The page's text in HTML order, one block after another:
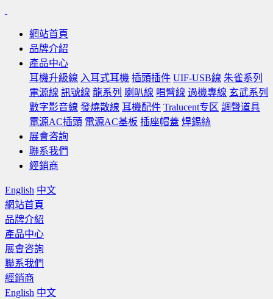
網站首頁
品牌介紹
產品中心
耳機升級線 入耳式耳機 插頭插件 UIF-USB線 朱雀系列
電源線 訊號線 龍系列 喇叭線 唱臂線 過機專線 玄武系列
數字影音線 發燒散線 耳機配件 Tralucent专区 調聲道具
電源AC插頭 電源AC基板 插座帽蓋 焊錫絲
展會咨詢
聯系我們
經銷商
English 中文
網站首頁
品牌介紹
產品中心
展會咨詢
聯系我們
經銷商
English 中文